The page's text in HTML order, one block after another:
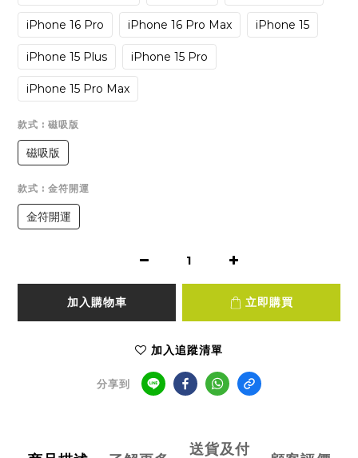
iPhone 16 Pro iPhone 16 Pro Max iPhone 15
iPhone 15 Plus iPhone 15 Pro
iPhone 15 Pro Max
款式 : 磁吸版
磁吸版
款式 : 金符開運
金符開運
加入購物車 立即購買
加入追蹤清單
分享到
送貨及付